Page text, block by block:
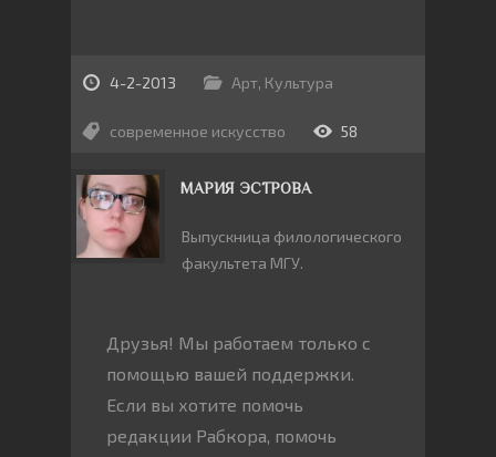
4-2-2013 Арт, Культура
современное искусство 58
МАРИЯ ЭСТРОВА
Выпускница филологического
факультета МГУ.
Друзья! Мы работаем только с
помощью вашей поддержки.
Если вы хотите помочь
редакции Рабкора, помочь